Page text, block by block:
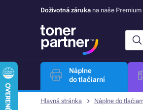
Doživotná záruka na naše
Náplne
do tlačiarní
Hlavná stránka Náplne do